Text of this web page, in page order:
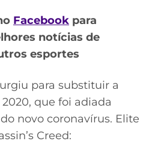
Facebook para
notícias de
esportes
para substituir a
que foi adiada
novo coronavírus. Elite
Creed: